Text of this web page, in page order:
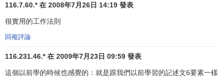
116.7.60.* 在 2008年7月26日 14:19 發表
很實用的工作法則
回複評論
116.231.46.* 在 2009年7月23日 09:59 發表
這個以前學的時候也感覺的：就是跟我們以前學習的記述文6要素一樣